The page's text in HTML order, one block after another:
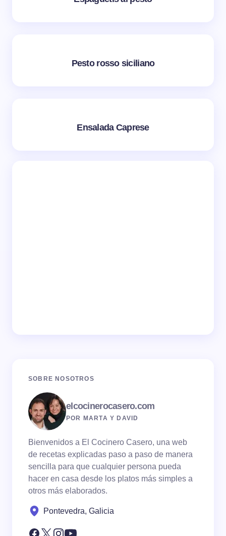
Pesto rosso siciliano
Ensalada Caprese
SOBRE NOSOTROS
elcocinerocasero.com
POR MARTA Y DAVID
Bienvenidos a El Cocinero Casero, una web
de recetas explicadas paso a paso de manera
sencilla para que cualquier persona pueda
hacer en casa desde los platos más simples a
otros más elaborados.
Pontevedra, Galicia